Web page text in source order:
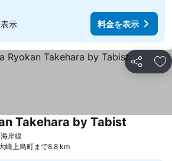
示 料金を表示
シェア お
岸線料金を表示
Takehara by Tabist
崎上島町まで8.8 km